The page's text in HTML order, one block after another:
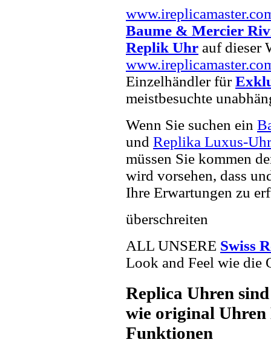
Baume & Mercier
Replik Uhr auf dieser
Einzelhändler für
meistbesuchte
Wenn Sie suchen ein
und Replika Luxus-
müssen Sie kommen
wird vorsehen, dass
Ihre Erwartungen zu
überschreiten
ALL UNSERE Swiss
Look and Feel wie die
Replica Uhren
wie original Uhren
Funktionen